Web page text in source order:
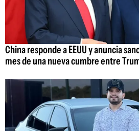
China responde a EEUU y anuncia
mes de una nueva cumbre entre